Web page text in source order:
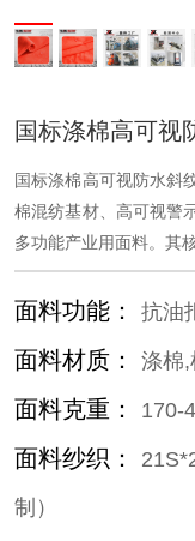
国标涤棉高可视
国标涤棉高可视防水斜
棉混纺基材、高可视警
多功能产业用面料。其
面料功能： 抗油
面料材质： 涤棉,
面料克重： 170-
面料纱织：
制）